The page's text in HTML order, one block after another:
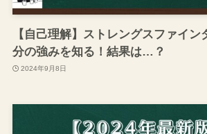
【自己理解】ストレングスファイン
分の強みを知る！結果は…？
2024年9月8日